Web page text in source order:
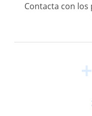
Contacta con